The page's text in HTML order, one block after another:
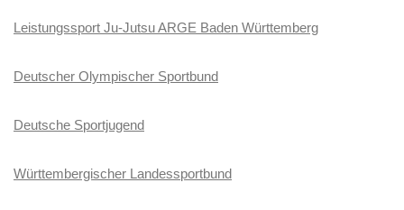
Leistungssport Ju-Jutsu ARGE Baden Württemberg
Deutscher Olympischer Sportbund
Deutsche Sportjugend
Württembergischer Landessportbund